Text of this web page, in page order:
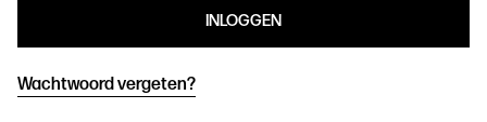
Wachtwoord vergeten?